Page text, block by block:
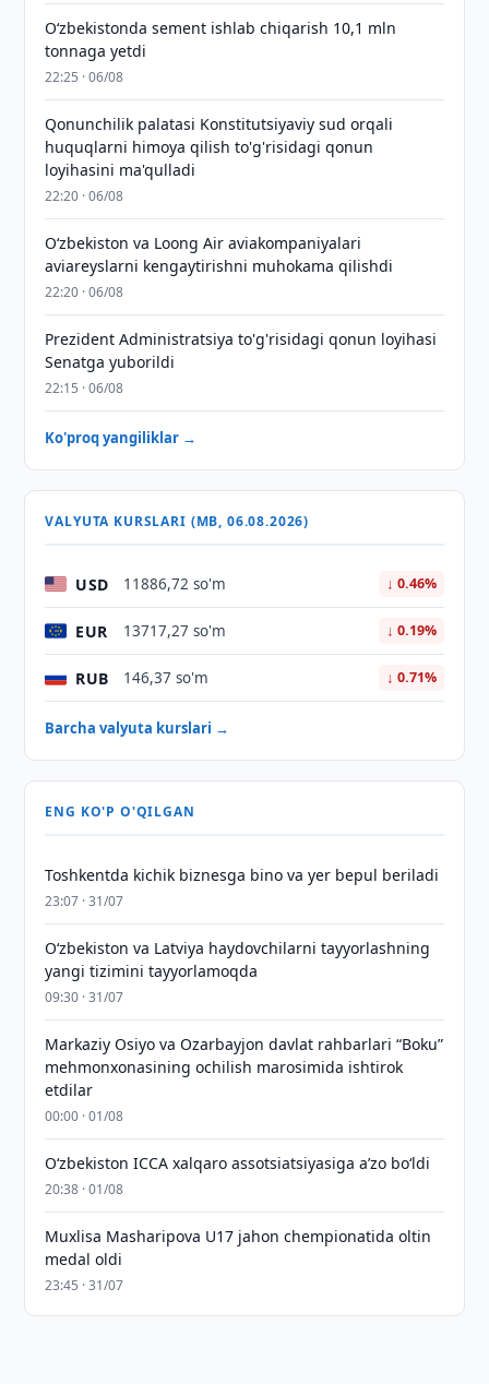
O‘zbekistonda sement ishlab chiqarish 10,1 mln
tonnaga yetdi
22:25 · 06/08
Qonunchilik palatasi Konstitutsiyaviy sud orqali
huquqlarni himoya qilish to'g'risidagi qonun
loyihasini ma'qulladi
22:20 · 06/08
Oʻzbekiston va Loong Air aviakompaniyalari
aviareyslarni kengaytirishni muhokama qilishdi
22:20 · 06/08
Prezident Administratsiya to'g'risidagi qonun loyihasi
Senatga yuborildi
22:15 · 06/08
Ko'proq yangiliklar →
VALYUTA KURSLARI (MB, 06.08.2026)
USD 11886,72 so'm ↓ 0.46%
EUR 13717,27 so'm ↓ 0.19%
RUB 146,37 so'm ↓ 0.71%
Barcha valyuta kurslari →
ENG KO'P O'QILGAN
Toshkentda kichik biznesga bino va yer bepul beriladi
23:07 · 31/07
Oʻzbekiston va Latviya haydovchilarni tayyorlashning
yangi tizimini tayyorlamoqda
09:30 · 31/07
Markaziy Osiyo va Ozarbayjon davlat rahbarlari “Boku”
mehmonxonasining ochilish marosimida ishtirok
etdilar
00:00 · 01/08
O‘zbekiston ICCA xalqaro assotsiatsiyasiga aʼzo bo‘ldi
20:38 · 01/08
Muxlisa Masharipova U17 jahon chempionatida oltin
medal oldi
23:45 · 31/07